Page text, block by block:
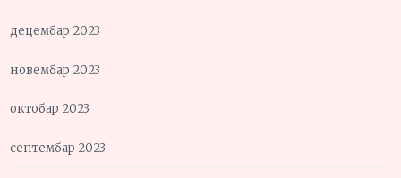
децембар 2023
новембар 2023
октобар 2023
септембар 2023